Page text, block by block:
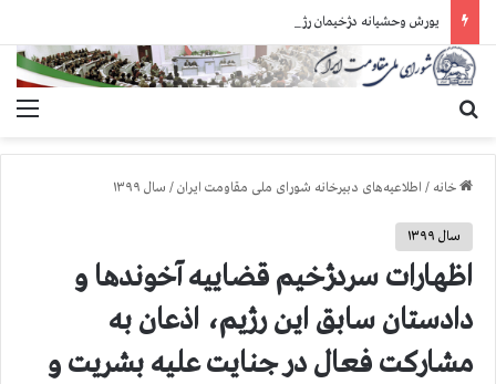
خانه / اطلاعیه‌های دبیرخانه شورای ملی مقاومت ایران/ سال ۱۳۹۹
سال ۱۳۹۹
اظهارات سردژخیم قضاییه آخوندها و
دادستان سابق این رژیم، اذعان به
مشارکت فعال در جنایت علیه بشریت و